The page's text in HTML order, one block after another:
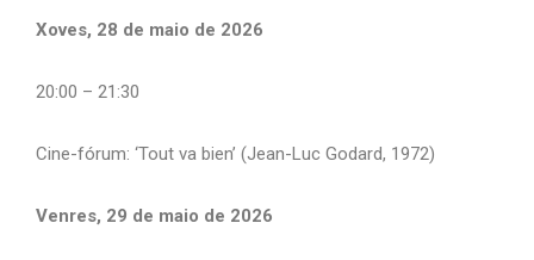
Xoves, 28 de maio de 2026
20:00 – 21:30
Cine-fórum: ‘Tout va bien’ (Jean-Luc Godard, 1972)
Venres, 29 de maio de 2026